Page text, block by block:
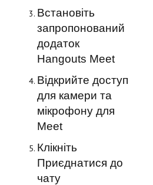
Встановіть
запропонований
додаток
Hangouts Meet
Відкрийте доступ
для камери та
мікрофону для
Meet
Клікніть
Приєднатися до
чату